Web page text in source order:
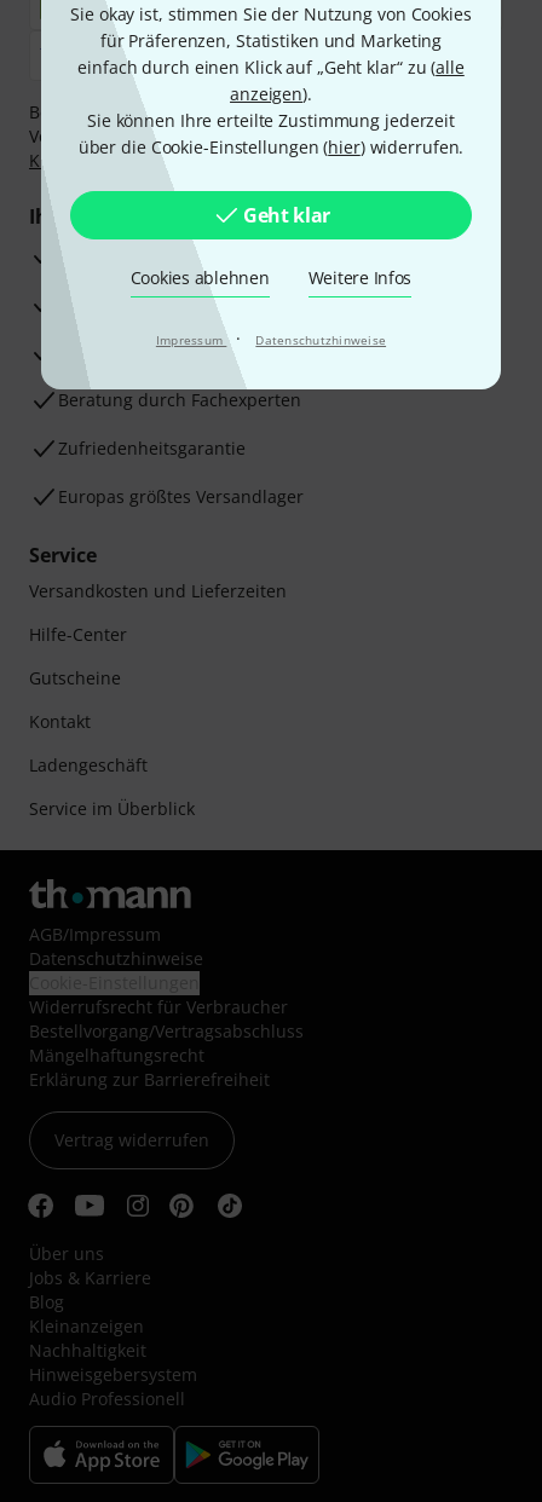
Sie okay ist, stimmen Sie der Nutzung von Cookies
für Präferenzen, Statistiken und Marketing
einfach durch einen Klick auf „Geht klar“ zu (alle
anzeigen).
Sie können Ihre erteilte Zustimmung jederzeit
über die Cookie-Einstellungen (hier) widerrufen.
Geht klar
Cookies ablehnen Weitere Infos
Impressum · Datenschutzhinweise
Bezahlen Sie vertraulich und sicher per Nachnahme,
Vorkasse, PayPal, Amazon Pay,
Klarna Sofort bezahlen
Klarna Ratenzahlungoder Kreditkarte.
Ihre Vorteile
3 Jahre Thomann Garantie
30 Tage Money-Back-Garantie
Reparaturservice
Beratung durch Fachexperten
Zufriedenheitsgarantie
Europas größtes Versandlager
Service
Versandkosten und Lieferzeiten
Hilfe-Center
Gutscheine
Kontakt
Ladengeschäft
Service im Überblick
AGB/Impressum
Datenschutzhinweise
Widerrufsrecht für Verbraucher
Bestellvorgang/Vertragsabschluss
Mängelhaftungsrecht
Erklärung zur Barrierefreiheit
Vertrag widerrufen
Über uns
Jobs & Karriere
Blog
Kleinanzeigen
Nachhaltigkeit
Hinweisgebersystem
Audio Professionell